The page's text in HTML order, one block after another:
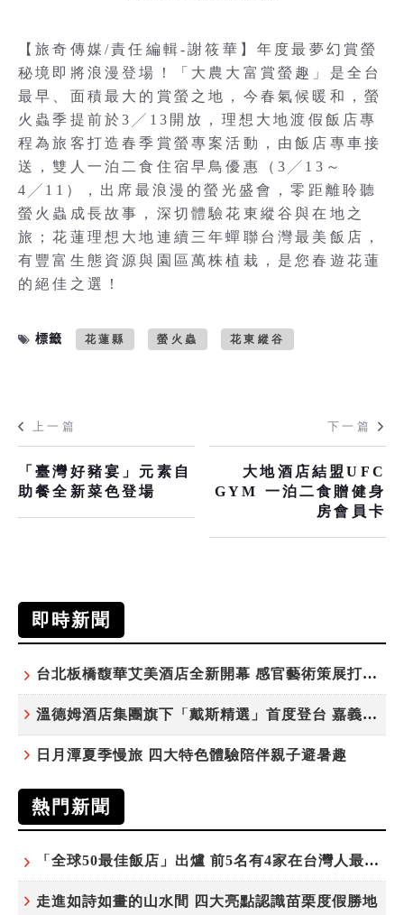
【旅奇傳媒/責任編輯-謝筱華】年度最夢幻賞螢
秘境即將浪漫登場！「大農大富賞螢趣」是全台
最早、面積最大的賞螢之地，今春氣候暖和，螢
火蟲季提前於3╱13開放，理想大地渡假飯店專
程為旅客打造春季賞螢專案活動，由飯店專車接
送，雙人一泊二食住宿早鳥優惠（3╱13～
4╱11），出席最浪漫的螢光盛會，零距離聆聽
螢火蟲成長故事，深切體驗花東縱谷與在地之
旅；花蓮理想大地連續三年蟬聯台灣最美飯店，
有豐富生態資源與園區萬株植栽，是您春遊花蓮
的絕佳之選！
標籤 花蓮縣 螢火蟲 花東縱谷
上一篇
「臺灣好豬宴」元素自
助餐全新菜色登場
下一篇
大地酒店結盟UFC
GYM 一泊二食贈健身
房會員卡
即時新聞
台北板橋馥華艾美酒店全新開幕 感官藝術策展打造旅居新風格
溫德姆酒店集團旗下「戴斯精選」首度登台 嘉義首店揭新幕
日月潭夏季慢旅 四大特色體驗陪伴親子避暑趣
熱門新聞
「全球50最佳飯店」出爐 前5名有4家在台灣人最常去的城市！
走進如詩如畫的山水間 四大亮點認識苗栗度假勝地